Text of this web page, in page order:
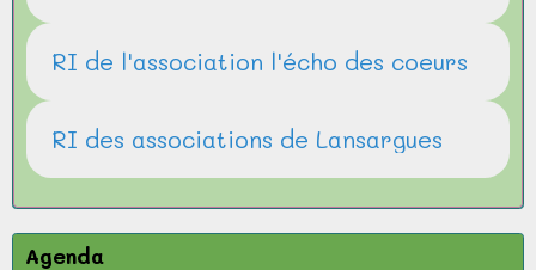
RI de l'association l'écho des coeurs
RI des associations de Lansargues
Agenda